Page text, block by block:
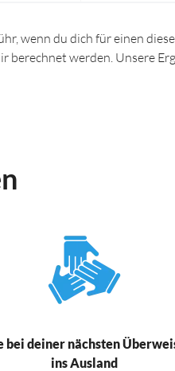
wenn du dich für einen
berechnet werden. Unsere
bei deiner nächsten
ins Ausland